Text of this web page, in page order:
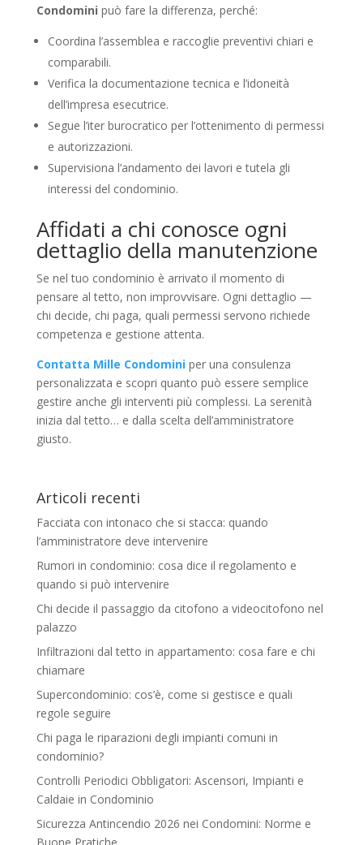
Condomini può fare la differenza, perché:
Coordina l’assemblea e raccoglie preventivi chiari e
comparabili.
Verifica la documentazione tecnica e l’idoneità
dell’impresa esecutrice.
Segue l’iter burocratico per l’ottenimento di permessi
e autorizzazioni.
Supervisiona l’andamento dei lavori e tutela gli
interessi del condominio.
Affidati a chi conosce ogni
dettaglio della manutenzione
Se nel tuo condominio è arrivato il momento di
pensare al tetto, non improvvisare. Ogni dettaglio —
chi decide, chi paga, quali permessi servono richiede
competenza e gestione attenta.
Contatta Mille Condominiper una consulenza
personalizzata e scopri quanto può essere semplice
gestire anche gli interventi più complessi. La serenità
inizia dal tetto… e dalla scelta dell’amministratore
giusto.
Articoli recenti
Facciata con intonaco che si stacca: quando
l’amministratore deve intervenire
Rumori in condominio: cosa dice il regolamento e
quando si può intervenire
Chi decide il passaggio da citofono a videocitofono nel
palazzo
Infiltrazioni dal tetto in appartamento: cosa fare e chi
chiamare
Supercondominio: cos’è, come si gestisce e quali
regole seguire
Chi paga le riparazioni degli impianti comuni in
condominio?
Controlli Periodici Obbligatori: Ascensori, Impianti e
Caldaie in Condominio
Sicurezza Antincendio 2026 nei Condomini: Norme e
Buone Pratiche